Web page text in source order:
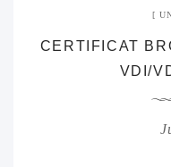
CERTIFICAT
VDI/